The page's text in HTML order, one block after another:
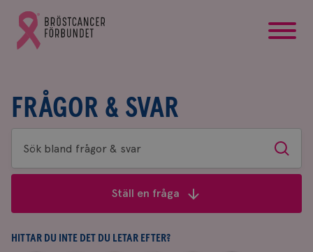
Gå
till
Bröstcancerförbundets
FRÅGOR & SVAR
Sök
bland
&
svar
Sök
Ställ en fråga
HITTAR DU INTE DET DU LETAR EFTER?